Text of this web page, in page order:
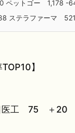
ペットゴー 1,178 -
ステラファーマ
】
医工 75 ＋20